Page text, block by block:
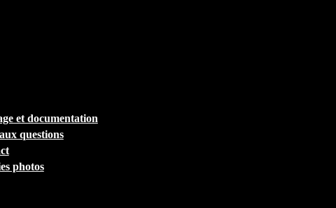
et documentation
questions
photos